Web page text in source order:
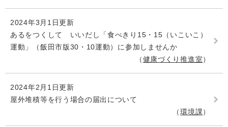
2024年3月1日更新
あるをつくして いいだし「食べきり15・15（いこいこ）
運動」（飯田市版30・10運動）に参加しませんか
健康づくり推進室
2024年2月1日更新
屋外堆積等を行う場合の届出について
環境課